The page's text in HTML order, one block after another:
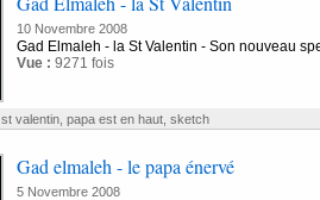
10 Novembre 2008
Gad Elmaleh - la St Valentin - Son nouveau
Vue : 9271 fois
st valentin, papa est en haut, sketch
Gad elmaleh - le papa énervé
5 Novembre 2008